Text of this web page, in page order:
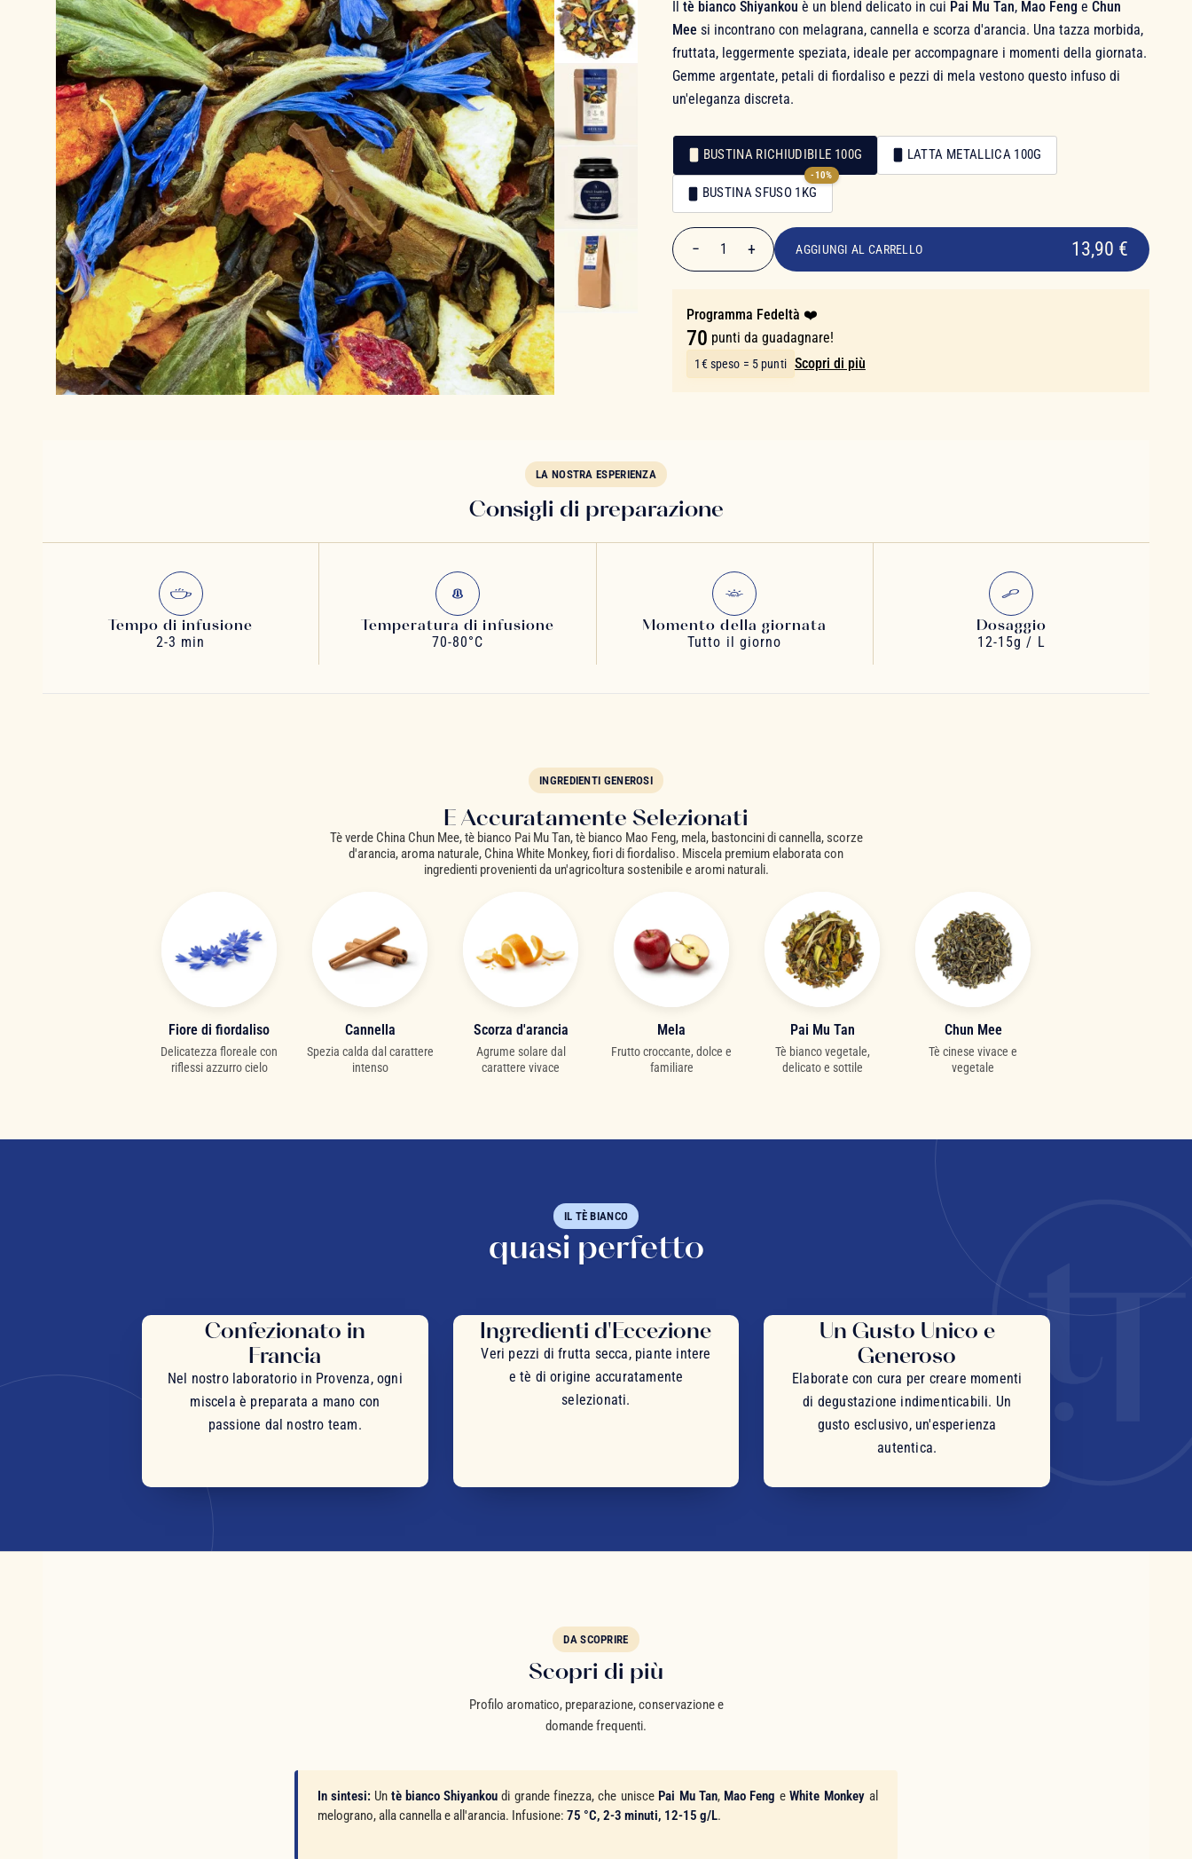
Iltè bianco Shiyankou è un blend delicato in cui Pai Mu Tan, Mao Feng eChun
Mee si incontrano con melagrana, cannella e scorza d'arancia. Una tazza morbida,
fruttata, leggermente speziata, ideale per accompagnare i momenti della giornata.
Gemme argentate, petali di fiordaliso e pezzi di mela vestono questo infuso di
un'eleganza discreta.
Confezionamento
Confezionamento
BUSTINA RICHIUDIBILE 100G LATTA METALLICA 100G
BUSTINA SFUSO 1KG
-10%
13,90 €
− 1 +
Quantità
AGGIUNGI AL CARRELLO 13,90 €
Programma Fedeltà ❤️
70 punti da guadagnare!
1€ speso = 5 punti Scopri di più
LA NOSTRA ESPERIENZA
Consigli di preparazione
Tempo di infusione
2-3 min
Temperatura di infusione
70-80°C
Momento della giornata
Tutto il giorno
Dosaggio
12-15g / L
INGREDIENTI GENEROSI
E Accuratamente Selezionati
Fiore di fiordaliso
Delicatezza floreale con
riflessi azzurro cielo
Cannella
Spezia calda dal carattere
intenso
Scorza d'arancia
Agrume solare dal
carattere vivace
Mela
Frutto croccante, dolce e
familiare
Pai Mu Tan
Tè bianco vegetale,
delicato e sottile
Chun Mee
Tè cinese vivace e
vegetale
Tè verde China Chun Mee, tè bianco Pai Mu Tan, tè bianco Mao Feng, mela, bastoncini di cannella, scorze
d'arancia, aroma naturale, China White Monkey, fiori di fiordaliso. Miscela premium elaborata con
ingredienti provenienti da un'agricoltura sostenibile e aromi naturali.
IL TÈ BIANCO
quasi perfetto
Confezionato in
Francia
Nel nostro laboratorio in Provenza, ogni
miscela è preparata a mano con
passione dal nostro team.
Ingredienti d'Eccezione
Veri pezzi di frutta secca, piante intere
e tè di origine accuratamente
selezionati.
Un Gusto Unico e
Generoso
Elaborate con cura per creare momenti
di degustazione indimenticabili. Un
gusto esclusivo, un'esperienza
autentica.
DA SCOPRIRE
Scopri di più
Profilo aromatico, preparazione, conservazione e
domande frequenti.
In sintesi: Un tè bianco Shiyankou di grande finezza, che unisce Pai Mu Tan, Mao Feng e White Monkey al
melograno, alla cannella e all'arancia. Infusione: 75 °C, 2-3 minuti, 12-15 g/L.